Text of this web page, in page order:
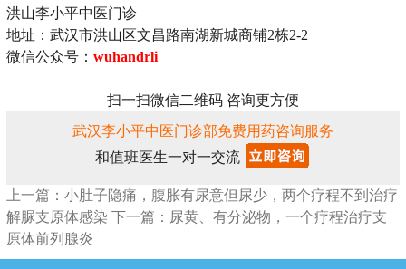
洪山李小平中医门诊
地址：武汉市洪山区文昌路南湖新城商铺2栋2-2
微信公众号： wuhandrli
扫一扫微信二维码 咨询更方便
武汉李小平中医门诊部免费用药咨询服务
和值班医生一对一交流
上一篇：小肚子隐痛，腹胀有尿意但尿少，两个疗程不到治疗
解脲支原体感染 下一篇：尿黄、有分泌物，一个疗程治疗支
原体前列腺炎